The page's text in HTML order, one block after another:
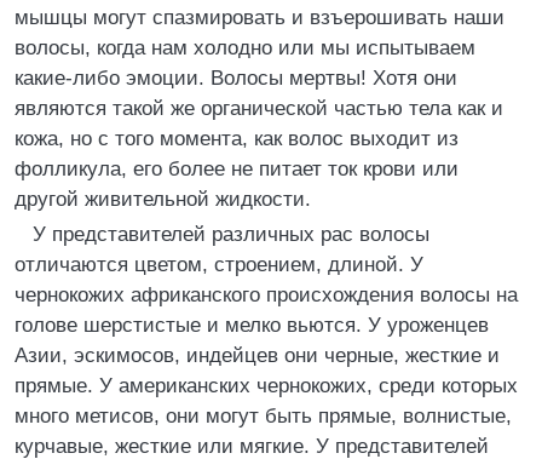
мышцы могут спазмировать и взъерошивать наши
волосы, когда нам холодно или мы испытываем
какие-либо эмоции. Волосы мертвы! Хотя они
являются такой же органической частью тела как и
кожа, но с того момента, как волос выходит из
фолликула, его более не питает ток крови или
другой живительной жидкости.
У представителей различных рас волосы
отличаются цветом, строением, длиной. У
чернокожих африканского происхождения волосы на
голове шерстистые и мелко вьются. У уроженцев
Азии, эскимосов, индейцев они черные, жесткие и
прямые. У американских чернокожих, среди которых
много метисов, они могут быть прямые, волнистые,
курчавые, жесткие или мягкие. У представителей